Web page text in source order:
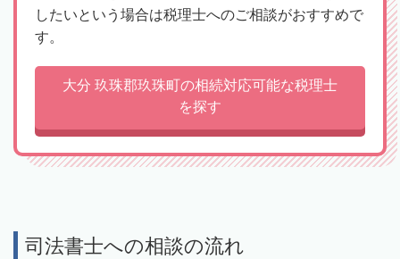
したいという場合は税理士へのご相談がおすすめで
す。
大分 玖珠郡玖珠町の相続対応可能な税理士
を探す
司法書士への相談の流れ